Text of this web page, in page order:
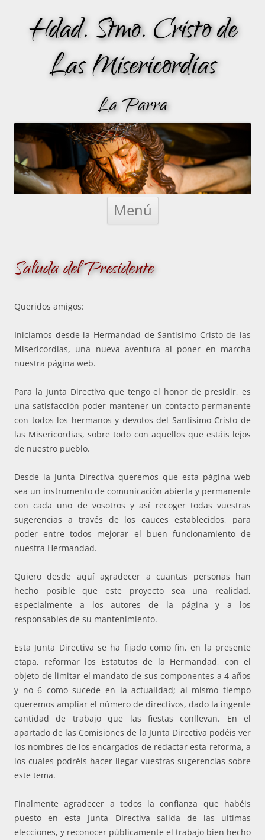
Hdad. Stmo. Cristo de
Las Misericordias
La Parra
Menú
Saltar
Saluda del Presidente
Queridos amigos:
Iniciamos desde la Hermandad de Santísimo Cristo de las
Misericordias, una nueva aventura al poner en marcha
nuestra página web.
Para la Junta Directiva que tengo el honor de presidir, es
una satisfacción poder mantener un contacto permanente
con todos los hermanos y devotos del Santísimo Cristo de
las Misericordias, sobre todo con aquellos que estáis lejos
de nuestro pueblo.
Desde la Junta Directiva queremos que esta página web
sea un instrumento de comunicación abierta y permanente
con cada uno de vosotros y así recoger todas vuestras
sugerencias a través de los cauces establecidos, para
poder entre todos mejorar el buen funcionamiento de
nuestra Hermandad.
Quiero desde aquí agradecer a cuantas personas han
hecho posible que este proyecto sea una realidad,
especialmente a los autores de la página y a los
responsables de su mantenimiento.
Esta Junta Directiva se ha fijado como fin, en la presente
etapa, reformar los Estatutos de la Hermandad, con el
objeto de limitar el mandato de sus componentes a 4 años
y no 6 como sucede en la actualidad; al mismo tiempo
queremos ampliar el número de directivos, dado la ingente
cantidad de trabajo que las fiestas conllevan. En el
apartado de las Comisiones de la Junta Directiva podéis ver
los nombres de los encargados de redactar esta reforma, a
los cuales podréis hacer llegar vuestras sugerencias sobre
este tema.
Finalmente agradecer a todos la confianza que habéis
puesto en esta Junta Directiva salida de las ultimas
elecciones, y reconocer públicamente el trabajo bien hecho